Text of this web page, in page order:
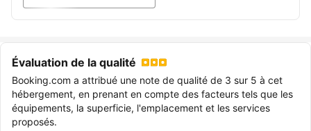
Évaluation de la qualité
Booking.com a attribué une note de qualité de 3 sur 5 à cet
hébergement, en prenant en compte des facteurs tels que les
équipements, la superficie, l'emplacement et les services
proposés.